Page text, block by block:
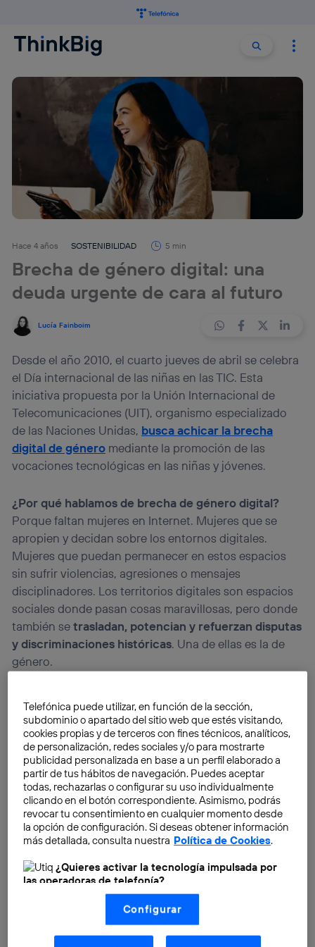
Buscar
Hace 4 años SOSTENIBILIDAD 5 min
Brecha de género digital: una
deuda urgente de cara al futuro
Lucía Fainboim
Desde el año 2010, el cuarto jueves de abril se celebra
el Día internacional de las niñas en las TIC. Esta
iniciativa propuesta por la Unión Internacional de
Telecomunicaciones (UIT), organismo especializado
de las Naciones Unidas, busca achicar la brecha
digital de género mediante la promoción de las
vocaciones tecnológicas en las niñas y jóvenes.
¿Por qué hablamos de brecha de género digital?
Porque faltan mujeres en Internet. Mujeres que se
apropien y decidan sobre los entornos digitales.
Mujeres que puedan permanecer en estos espacios
sin sufrir violencias, agresiones o mensajes
disciplinadores. Los territorios digitales son espacios
sociales donde pasan cosas maravillosas, pero donde
también setrasladan, potencian y refuerzan disputas
y discriminaciones históricas. Una de ellas es la de
género.
Telefónica puede utilizar, en función de la sección,
subdominio o apartado del sitio web que estés visitando,
cookies propias y de terceros con fines técnicos, analíticos,
de personalización, redes sociales y/o para mostrarte
publicidad personalizada en base a un perfil elaborado a
partir de tus hábitos de navegación. Puedes aceptar
todas, rechazarlas o configurar su uso individualmente
clicando en el botón correspondiente. Asimismo, podrás
revocar tu consentimiento en cualquier momento desde
la opción de configuración. Si deseas obtener información
más detallada, consulta nuestra Política de Cookies.
¿Quieres activar la tecnología impulsada por
las operadoras de telefonía?
Nosotros, Telefónica S.A., utilizamos la tecnología Utiq para
realizar nuestras acciones de marketing digital o análisis
(como se describe en este aviso de consentimiento)
basadas en tu navegación en nuestra(s) web(s)
Configurar